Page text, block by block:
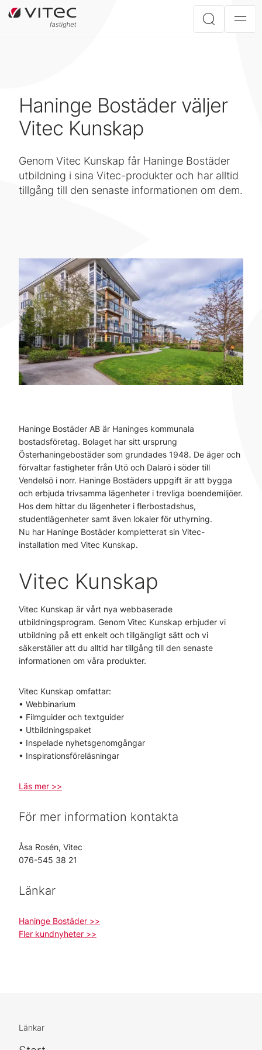
Haninge Bostäder väljer
Vitec Kunskap
Genom Vitec Kunskap får Haninge Bostäder
utbildning i sina Vitec-produkter och har alltid
tillgång till den senaste informationen om dem.
Haninge Bostäder AB är Haninges kommunala
bostadsföretag. Bolaget har sitt ursprung
Österhaningebostäder som grundades 1948. De äger och
förvaltar fastigheter från Utö och Dalarö i söder till
Vendelsö i norr. Haninge Bostäders uppgift är att bygga
och erbjuda trivsamma lägenheter i trevliga boendemiljöer.
Hos dem hittar du lägenheter i flerbostadshus,
studentlägenheter samt även lokaler för uthyrning.
Nu har Haninge Bostäder kompletterat sin Vitec-
installation med Vitec Kunskap.
Vitec Kunskap
Vitec Kunskap är vårt nya webbaserade
utbildningsprogram. Genom Vitec Kunskap erbjuder vi
utbildning på ett enkelt och tillgängligt sätt och vi
säkerställer att du alltid har tillgång till den senaste
informationen om våra produkter.
Vitec Kunskap omfattar:
• Webbinarium
• Filmguider och textguider
• Utbildningspaket
• Inspelade nyhetsgenomgångar
• Inspirationsföreläsningar
Läs mer >>
För mer information kontakta
Åsa Rosén, Vitec
076-545 38 21
Länkar
Haninge Bostäder >>
Fler kundnyheter >>
Länkar